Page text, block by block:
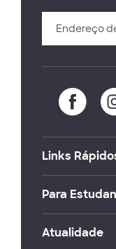
Links
Para
Atualidade